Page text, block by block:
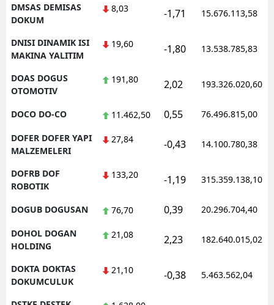
DMSAS DEMISAS
DOKUM
8,03 -1,71 15.676.113,58
DNISI DINAMIK ISI
MAKINA YALITIM
19,60 -1,80 13.538.785,83
DOAS DOGUS
OTOMOTIV
191,80 2,02 193.326.020,60
DOCO DO-CO 11.462,50 0,55 76.496.815,00
DOFER DOFER YAPI
MALZEMELERI
27,84 -0,43 14.100.780,38
DOFRB DOF
ROBOTIK
133,20 -1,19 315.359.138,10
DOGUB DOGUSAN 76,70 0,39 20.296.704,40
DOHOL DOGAN
HOLDING
21,08 2,23 182.640.015,02
DOKTA DOKTAS
DOKUMCULUK
21,10 -0,38 5.463.562,04